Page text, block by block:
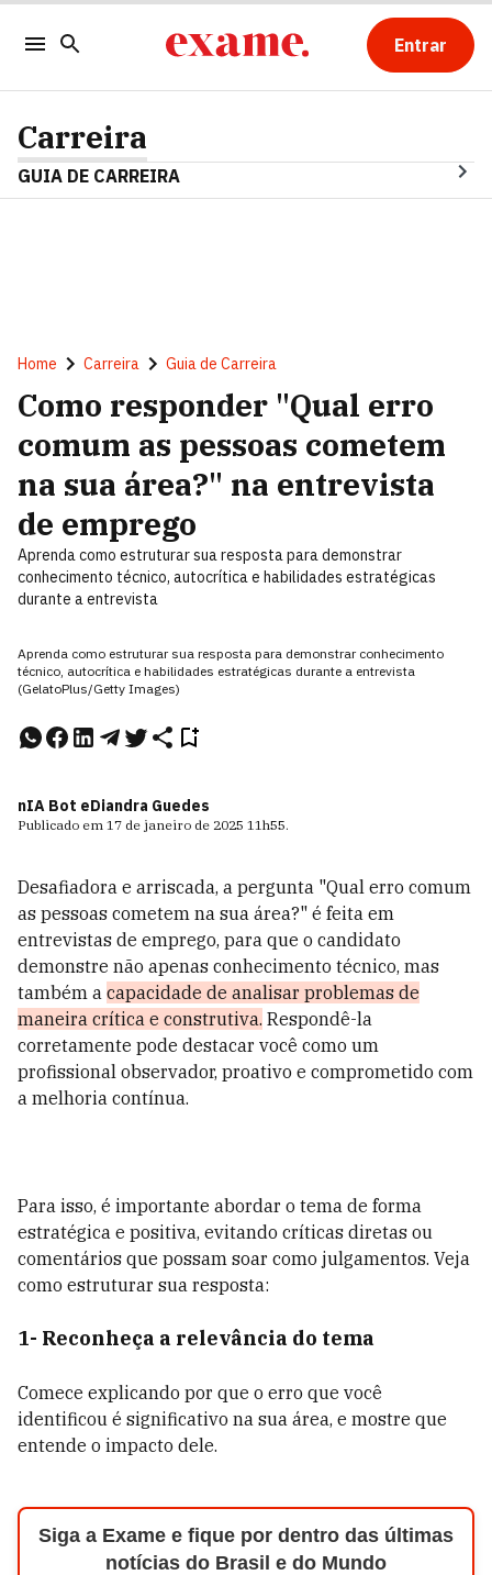
Entrar
Carreira
GUIA DE CARREIRA
Home Carreira Guia de Carreira
Como responder "Qual erro
comum as pessoas cometem
na sua área?" na entrevista
de emprego
Aprenda como estruturar sua resposta para demonstrar
conhecimento técnico, autocrítica e habilidades estratégicas
durante a entrevista
Aprenda como estruturar sua resposta para demonstrar conhecimento
técnico, autocrítica e habilidades estratégicas durante a entrevista
(GelatoPlus/Getty Images)
nIA Bot eDiandra Guedes
Publicado em 17 de janeiro de 2025 11h55.
Desafiadora e arriscada, a pergunta "Qual erro comum
as pessoas cometem na sua área?" é feita em
entrevistas de emprego, para que o candidato
demonstre não apenas conhecimento técnico, mas
também a capacidade de analisar problemas de
maneira crítica e construtiva. Respondê-la
corretamente pode destacar você como um
profissional observador, proativo e comprometido com
a melhoria contínua.
Para isso, é importante abordar o tema de forma
estratégica e positiva, evitando críticas diretas ou
comentários que possam soar como julgamentos. Veja
como estruturar sua resposta:
1- Reconheça a relevância do tema
Comece explicando por que o erro que você
identificou é significativo na sua área, e mostre que
entende o impacto dele.
Siga a Exame e fique por dentro das últimas
notícias do Brasil e do Mundo